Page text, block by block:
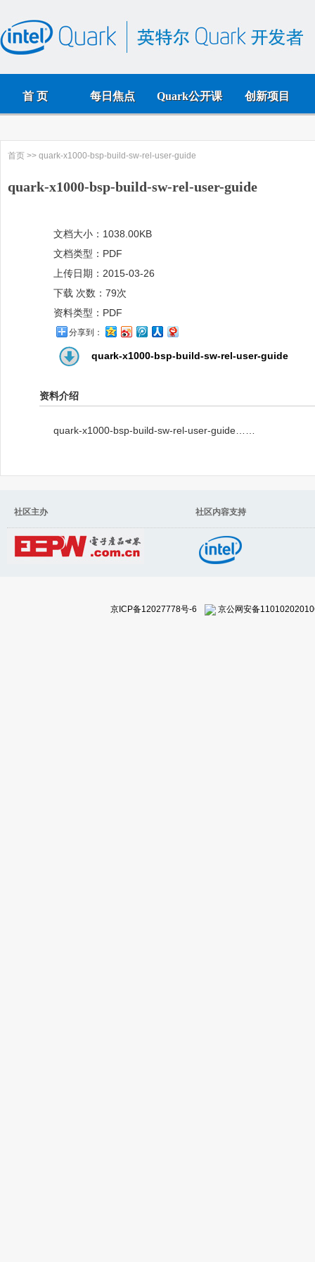
首 页 每日焦点 Quark公开课 创新项目
首页 >> quark-x1000-bsp-build-sw-rel-user-guide
quark-x1000-bsp-build-sw-rel-user-guide
文档大小：1038.00KB
文档类型：PDF
上传日期：2015-03-26
下载 次数：79次
资料类型：PDF
分享到：
quark-x1000-bsp-build-sw-rel-user-guide
资料介绍
quark-x1000-bsp-build-sw-rel-user-guide……
社区主办 社区内容支持
京ICP备12027778号-6 京公网安备